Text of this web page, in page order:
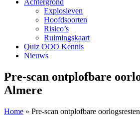
Achtergrond
Explosieven
Hoofdsoorten
Risico’s
Ruimingskaart
Quiz OOO Kennis
Nieuws
Pre-scan ontplofbare
Almere
Home » Pre-scan ontplofbare